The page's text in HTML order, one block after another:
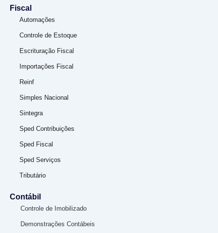
Fiscal
Automações
Controle de Estoque
Escrituração Fiscal
Importações Fiscal
Reinf
Simples Nacional
Sintegra
Sped Contribuições
Sped Fiscal
Sped Serviços
Tributário
Contábil
Controle de Imobilizado
Demonstrações Contábeis